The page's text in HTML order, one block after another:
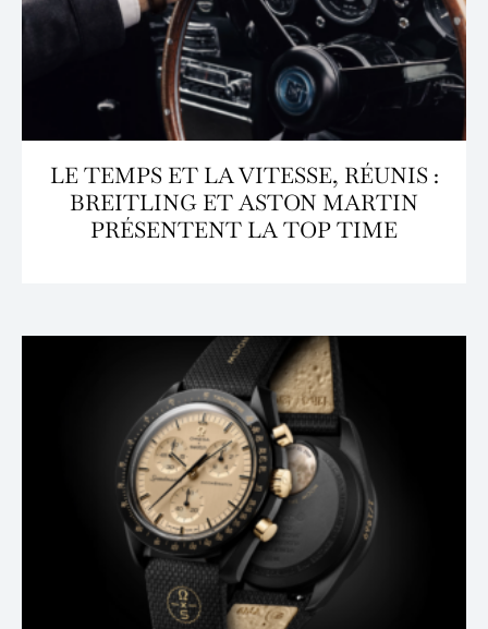
LE TEMPS ET LA VITESSE, RÉUNIS :
BREITLING ET ASTON MARTIN
PRÉSENTENT LA TOP TIME